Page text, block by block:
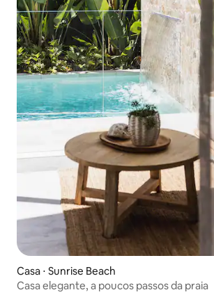
Casa ⋅ Sunrise Beach
Casa elegante, a poucos passos da praia